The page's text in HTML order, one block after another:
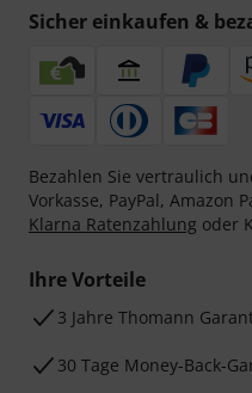
Sicher einkaufen &
Bezahlen Sie vertraulich
Vorkasse, PayPal, Amazon
Klarna Ratenzahlung oder
Ihre Vorteile
3 Jahre Thomann
30 Tage Money-Back-